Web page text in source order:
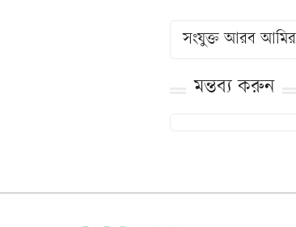
সংযুক্ত আরব
মন্তব্য করুন